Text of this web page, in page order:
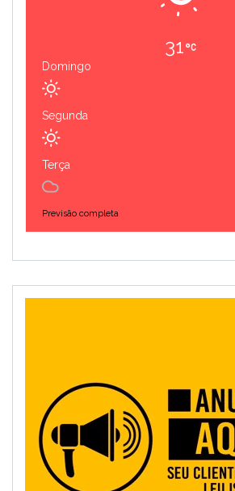
31
Domingo
Segunda
Terça
Previsão completa